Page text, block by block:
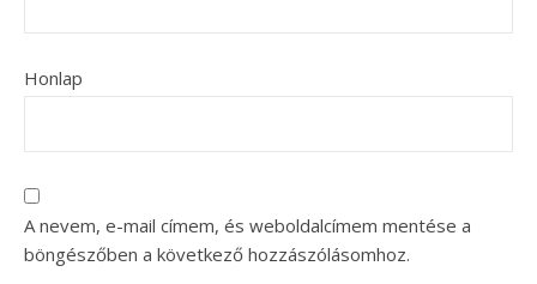
Honlap
A nevem, e-mail címem, és weboldalcímem mentése a
böngészőben a következő hozzászólásomhoz.